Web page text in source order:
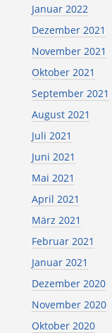
Januar 2022
Dezember 2021
November 2021
Oktober 2021
September 2021
August 2021
Juli 2021
Juni 2021
Mai 2021
April 2021
März 2021
Februar 2021
Januar 2021
Dezember 2020
November 2020
Oktober 2020